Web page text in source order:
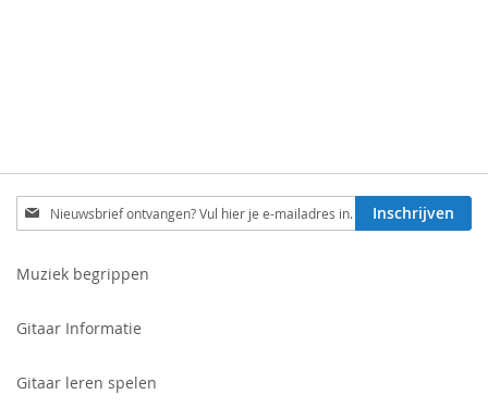
Schrijf
je
voor
Inschrijven
Muziek begrippen
Gitaar Informatie
Gitaar leren spelen